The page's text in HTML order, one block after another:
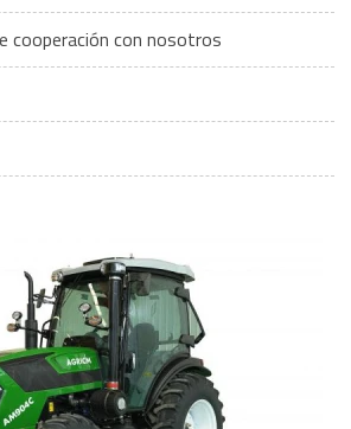
cooperación con nosotros